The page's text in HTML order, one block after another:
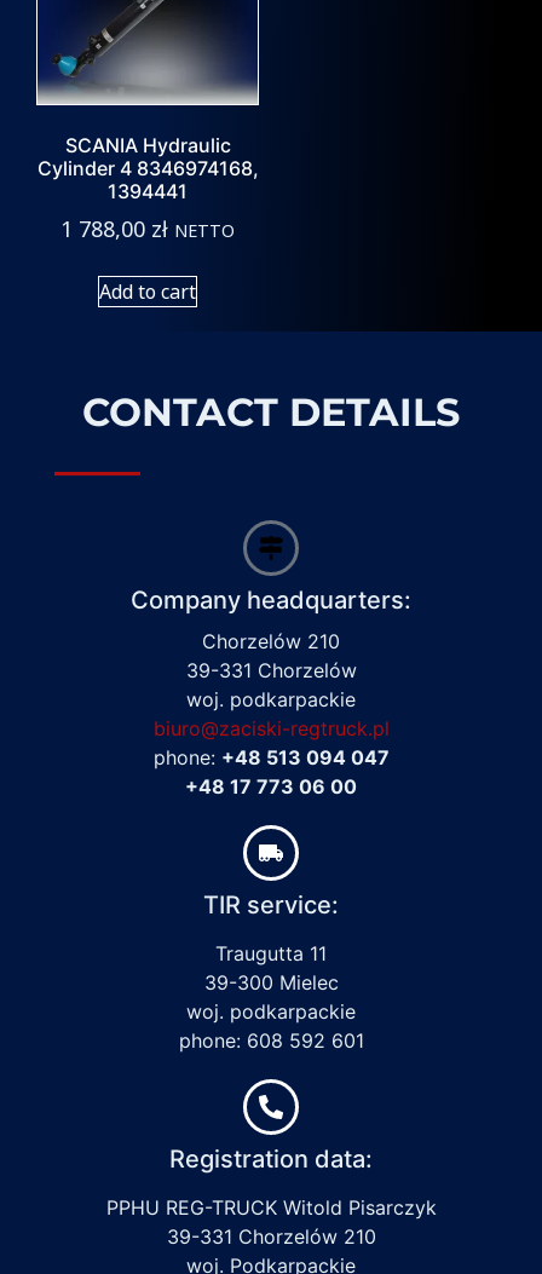
SCANIA Hydraulic
Cylinder 4 8346974168,
1394441
1 788,00 zł NETTO
Add to cart
CONTACT DETAILS
Company headquarters:
Chorzelów 210
39-331 Chorzelów
woj. podkarpackie
biuro@zaciski-regtruck.pl
phone: +48 513 094 047
+48 17 773 06 00
TIR service:
Traugutta 11
39-300 Mielec
woj. podkarpackie
phone: 608 592 601
Registration data:
PPHU REG-TRUCK Witold Pisarczyk
39-331 Chorzelów 210
woj. Podkarpackie